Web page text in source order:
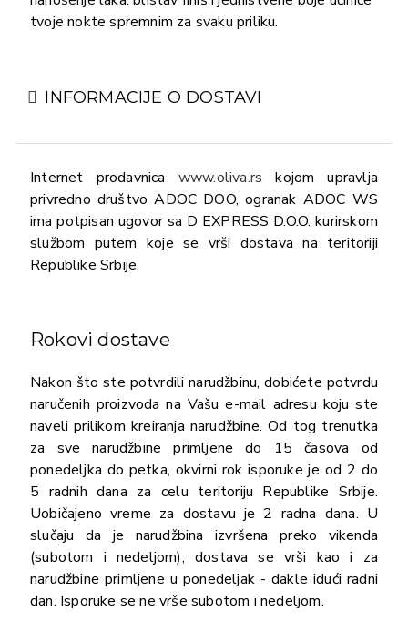
tvoje nokte spremnim za svaku priliku.
INFORMACIJE O DOSTAVI
Internet prodavnica www.oliva.rs kojom upravlja
privredno društvo ADOC DOO, ogranak ADOC WS
ima potpisan ugovor sa D EXPRESS D.O.O. kurirskom
službom putem koje se vrši dostava na teritoriji
Republike Srbije.
Rokovi dostave
Nakon što ste potvrdili narudžbinu, dobićete potvrdu
naručenih proizvoda na Vašu e-mail adresu koju ste
naveli prilikom kreiranja narudžbine. Od tog trenutka
za sve narudžbine primljene do 15 časova od
ponedeljka do petka, okvirni rok isporuke je od 2 do
5 radnih dana za celu teritoriju Republike Srbije.
Uobičajeno vreme za dostavu je 2 radna dana. U
slučaju da je narudžbina izvršena preko vikenda
(subotom i nedeljom), dostava se vrši kao i za
narudžbine primljene u ponedeljak - dakle idući radni
dan. Isporuke se ne vrše subotom i nedeljom.